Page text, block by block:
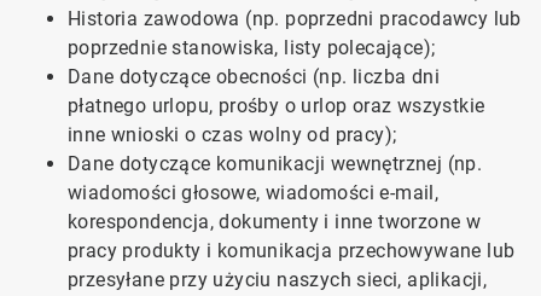
Historia zawodowa (np. poprzedni pracodawcy lub
poprzednie stanowiska, listy polecające);
Dane dotyczące obecności (np. liczba dni
płatnego urlopu, prośby o urlop oraz wszystkie
inne wnioski o czas wolny od pracy);
Dane dotyczące komunikacji wewnętrznej (np.
wiadomości głosowe, wiadomości e-mail,
korespondencja, dokumenty i inne tworzone w
pracy produkty i komunikacja przechowywane lub
przesyłane przy użyciu naszych sieci, aplikacji,